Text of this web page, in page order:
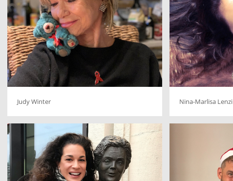
Judy Winter Nina-Marlisa Lenzi